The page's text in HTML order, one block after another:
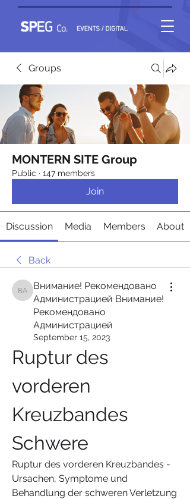
Groups
MONTERN SITE Group
Public · 147 members
Join
Discussion Media Members About
Back
Внимание! Рекомендовано Администрацией
Внимание! Рекомендовано
Администрацией Внимание!
Рекомендовано
Администрацией
September 15, 2023
Ruptur des
vorderen
Kreuzbandes
Schwere
Ruptur des vorderen Kreuzbandes -
Ursachen, Symptome und
Behandlung der schweren Verletzung